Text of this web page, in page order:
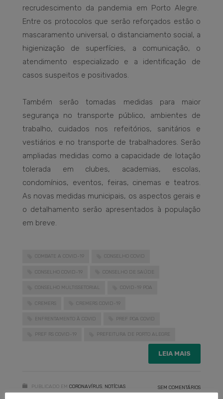
recrudescimento da pandemia em Porto Alegre.
Entre os protocolos que serão reforçados estão o
mascaramento universal, o distanciamento social, a
higienização de superfícies, a comunicação, o
atendimento especializado e a identificação de
casos suspeitos e positivados.
Também serão tomadas medidas para maior
segurança no transporte público, ambientes de
trabalho, cuidados nos refeitórios, sanitários e
vestiários e no transporte de trabalhadores. Serão
ampliadas medidas como a capacidade de lotação
tolerada em clubes, academias, escolas,
condomínios, eventos, feiras, cinemas e teatros.
As novas medidas municipais, os aspectos gerais e
o detalhamento serão apresentados à população
em breve.
COMBATE A COVID-19 CONSELHO COVID
CONSELHO COVID-19 CONSELHO DE SAÚDE
CONSELHO MULTISSETORIAL COVID-19 POA
CREMERS CREMERS COVID-19
ENFRENTAMENTO À COVID PREF POA COVID
PREF RS COVID-19 PREFEITURA DE PORTO ALEGRE
LEIA MAIS
PUBLICADO EM CORONAVÍRUS NOTÍCIAS SEM COMENTÁRIOS